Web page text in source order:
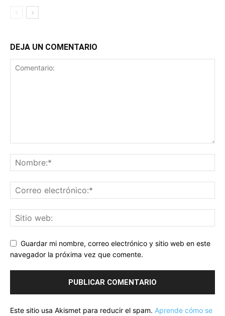
DEJA UN COMENTARIO
Guardar mi nombre, correo electrónico y sitio web en este
navegador la próxima vez que comente.
Este sitio usa Akismet para reducir el spam. Aprende cómo se